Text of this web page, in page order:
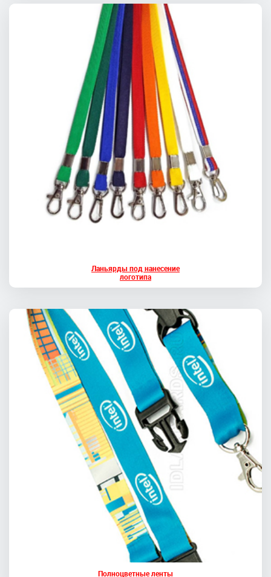
Ланьярды под нанесение
логотипа
Полноцветные ленты